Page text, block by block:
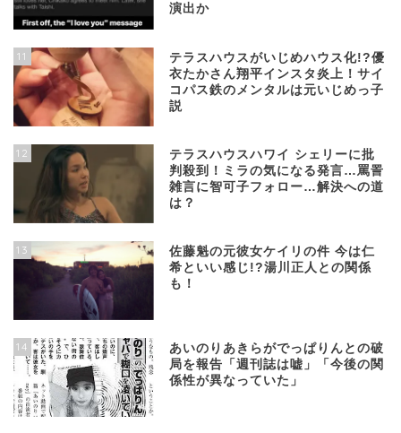
演出か
11
テラスハウスがいじめハウス化!?優
衣たかさん翔平インスタ炎上！サイ
コパス鉄のメンタルは元いじめっ子
説
12
テラスハウスハワイ シェリーに批
判殺到！ミラの気になる発言…罵詈
雑言に智可子フォロー…解決への道
は？
13
佐藤魁の元彼女ケイリの件 今は仁
希といい感じ!?湯川正人との関係
も！
14
あいのりあきらがでっぱりんとの破
局を報告「週刊誌は嘘」「今後の関
係性が異なっていた」